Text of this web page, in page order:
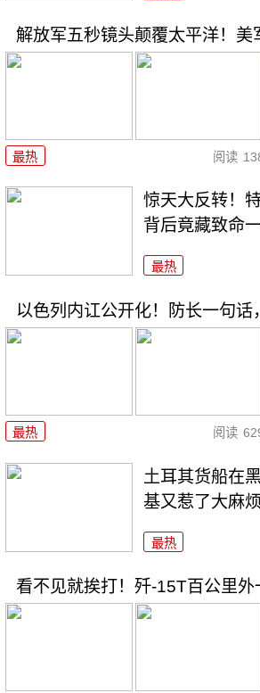
解放军五秒镜头颠覆太平洋！美
最热 阅读
惊天大反转！
背后竟藏致命
最热
以色列内讧公开化！防长一句话
最热 阅读
土耳其货船在
基又惹了大麻烦
最热
看不见就挨打！歼-15T百公里